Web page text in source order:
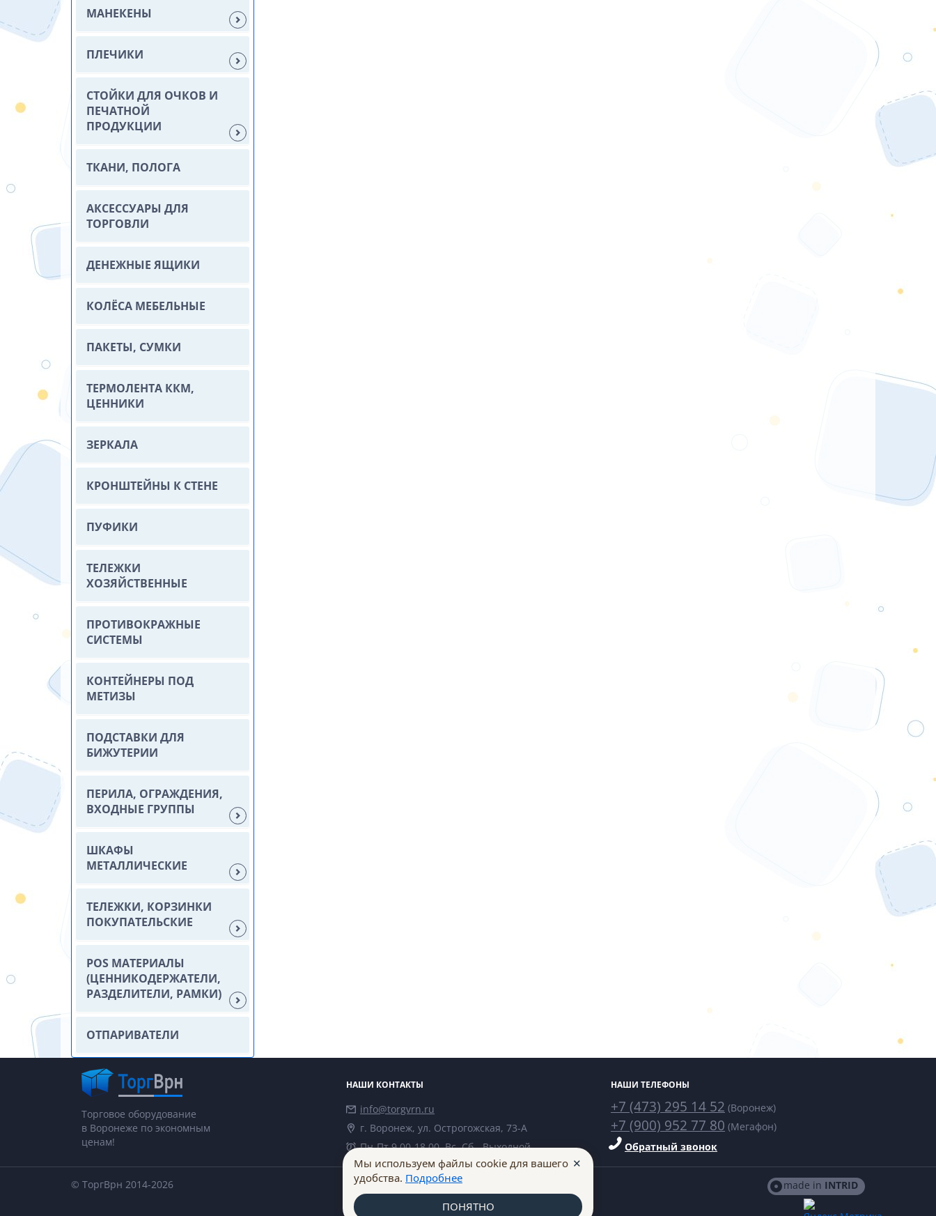
МАНЕКЕНЫ
ПЛЕЧИКИ
СТОЙКИ ДЛЯ ОЧКОВ И
ПЕЧАТНОЙ
ПРОДУКЦИИ
ТКАНИ, ПОЛОГА
АКСЕССУАРЫ ДЛЯ
ТОРГОВЛИ
ДЕНЕЖНЫЕ ЯЩИКИ
КОЛЁСА МЕБЕЛЬНЫЕ
ПАКЕТЫ, СУМКИ
ТЕРМОЛЕНТА ККМ,
ЦЕННИКИ
ЗЕРКАЛА
КРОНШТЕЙНЫ К СТЕНЕ
ПУФИКИ
ТЕЛЕЖКИ
ХОЗЯЙСТВЕННЫЕ
ПРОТИВОКРАЖНЫЕ
СИСТЕМЫ
КОНТЕЙНЕРЫ ПОД
МЕТИЗЫ
ПОДСТАВКИ ДЛЯ
БИЖУТЕРИИ
ПЕРИЛА, ОГРАЖДЕНИЯ,
ВХОДНЫЕ ГРУППЫ
ШКАФЫ
МЕТАЛЛИЧЕСКИЕ
ТЕЛЕЖКИ, КОРЗИНКИ
ПОКУПАТЕЛЬСКИЕ
POS МАТЕРИАЛЫ
(ЦЕННИКОДЕРЖАТЕЛИ,
РАЗДЕЛИТЕЛИ, РАМКИ)
ОТПАРИВАТЕЛИ
Торговое оборудование
в Воронеже по экономным
ценам!
НАШИ КОНТАКТЫ
info@torgvrn.ru
г. Воронеж, ул. Острогожская, 73-А
Пн-Пт 9.00-18.00, Вс, Сб - Выходной
НАШИ ТЕЛЕФОНЫ
+7 (473) 295 14 52 (Воронеж)
+7 (900) 952 77 80 (Мегафон)
Обратный звонок
made in INTRID
© ТоргВрн 2014-2026
Мы используем файлы cookie для вашего
удобства. Подробнее
✕
ПОНЯТНО